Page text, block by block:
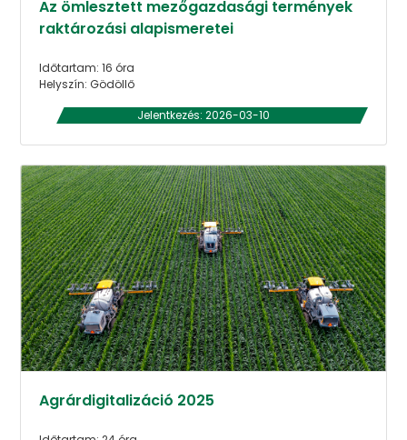
Az ömlesztett mezőgazdasági termények
raktározási alapismeretei
Időtartam: 16 óra
Helyszín: Gödöllő
Jelentkezés: 2026-03-10
Agrárdigitalizáció 2025